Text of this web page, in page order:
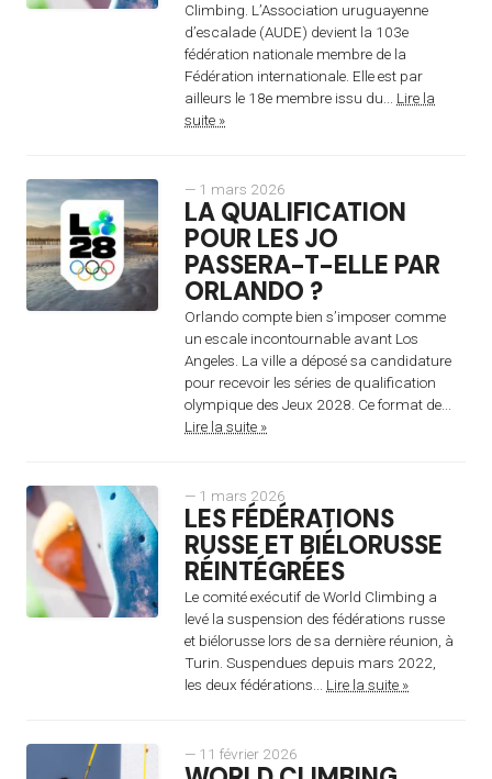
Climbing. L’Association uruguayenne
d’escalade (AUDE) devient la 103e
fédération nationale membre de la
Fédération internationale. Elle est par
ailleurs le 18e membre issu du... Lire la
suite »
— 1 mars 2026
LA QUALIFICATION
POUR LES JO
PASSERA-T-ELLE PAR
ORLANDO ?
Orlando compte bien s’imposer comme
un escale incontournable avant Los
Angeles. La ville a déposé sa candidature
pour recevoir les séries de qualification
olympique des Jeux 2028. Ce format de...
Lire la suite »
— 1 mars 2026
LES FÉDÉRATIONS
RUSSE ET BIÉLORUSSE
RÉINTÉGRÉES
Le comité exécutif de World Climbing a
levé la suspension des fédérations russe
et biélorusse lors de sa dernière réunion, à
Turin. Suspendues depuis mars 2022,
les deux fédérations... Lire la suite »
— 11 février 2026